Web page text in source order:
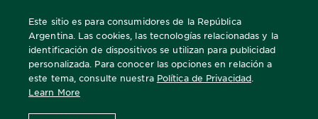
Este sitio es para consumidores de la República
Argentina. Las cookies, las tecnologías relacionadas y la
identificación de dispositivos se utilizan para publicidad
personalizada. Para conocer las opciones en relación a
este tema, consulte nuestra Política de Privacidad
Learn More
Home ingredientes